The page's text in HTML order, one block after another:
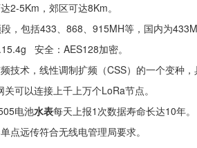
2-5Km，郊区可达8Km。
，包括433、868、915MH等，国内为
安全：AES128加密。
技术，线性调制扩频（CSS）的一个变种，
可以连接上千上万个LoRa节点。
电池水表每天上报1次数据寿命长达10年。
点远传符合无线电管理局要求。